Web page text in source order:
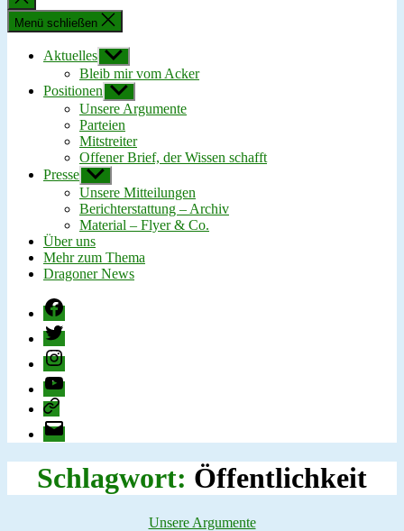
schließen
Menü schließen
Aktuelles Untermenü
anzeigen
Bleib mir vom Acker
Positionen Untermenü
anzeigen
Unsere Argumente
Parteien
Mitstreiter
Offener Brief, der Wissen schafft
Presse Untermenü
anzeigen
Unsere Mitteilungen
Berichterstattung – Archiv
Material – Flyer & Co.
Über uns
Mehr zum Thema
Dragoner News
Facebook
Twitter
Instagram
YouTube
change.org
E-
Mail
Schlagwort: Öffentlichkeit
Kategorien
Unsere Argumente